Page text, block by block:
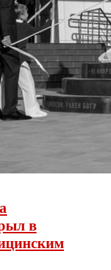
в